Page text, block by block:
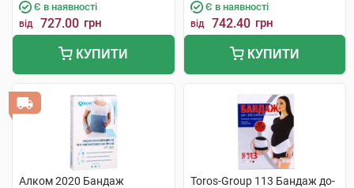
Є в наявності
від 727.00 грн
КУПИТИ
Є в наявності
від 742.40 грн
КУПИТИ
Алком 2020 Бандаж
Toros-Group 113 Бандаж до-